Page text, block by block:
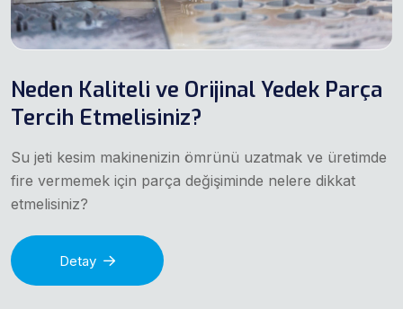
Neden Kaliteli ve Orijinal Yedek Parça
Tercih Etmelisiniz?
Su jeti kesim makinenizin ömrünü uzatmak ve üretimde
fire vermemek için parça değişiminde nelere dikkat
etmelisiniz?
Detay